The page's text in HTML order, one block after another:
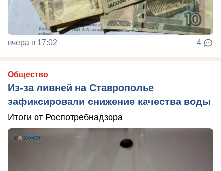
вчера в 17:02 4
Общество
Из-за ливней на Ставрополье
зафиксировали снижение качества воды
Итоги от Роспотребнадзора